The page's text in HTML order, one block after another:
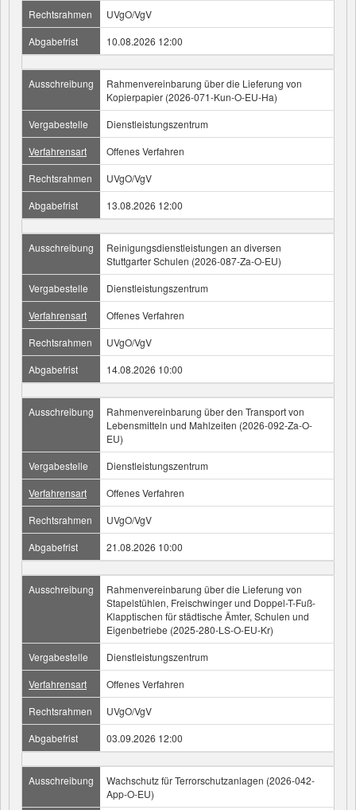
Rechtsrahmen
UVgO/VgV
Abgabefrist
10.08.2026 12:00
Ausschreibung
Rahmenvereinbarung über die Lieferung von
Kopierpapier (2026-071-Kun-O-EU-Ha)
Vergabestelle
Dienstleistungszentrum
Verfahrensart
Offenes Verfahren
Rechtsrahmen
UVgO/VgV
Abgabefrist
13.08.2026 12:00
Ausschreibung
Reinigungsdienstleistungen an diversen
Stuttgarter Schulen (2026-087-Za-O-EU)
Vergabestelle
Dienstleistungszentrum
Verfahrensart
Offenes Verfahren
Rechtsrahmen
UVgO/VgV
Abgabefrist
14.08.2026 10:00
Ausschreibung
Rahmenvereinbarung über den Transport von
Lebensmitteln und Mahlzeiten (2026-092-Za-O-
EU)
Vergabestelle
Dienstleistungszentrum
Verfahrensart
Offenes Verfahren
Rechtsrahmen
UVgO/VgV
Abgabefrist
21.08.2026 10:00
Ausschreibung
Rahmenvereinbarung über die Lieferung von
Stapelstühlen, Freischwinger und Doppel-T-Fuß-
Klapptischen für städtische Ämter, Schulen und
Eigenbetriebe (2025-280-LS-O-EU-Kr)
Vergabestelle
Dienstleistungszentrum
Verfahrensart
Offenes Verfahren
Rechtsrahmen
UVgO/VgV
Abgabefrist
03.09.2026 12:00
Ausschreibung
Wachschutz für Terrorschutzanlagen (2026-042-
App-O-EU)